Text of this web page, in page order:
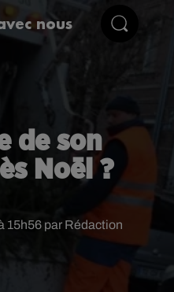
nous
de son
Noël ?
15h56 par Rédaction